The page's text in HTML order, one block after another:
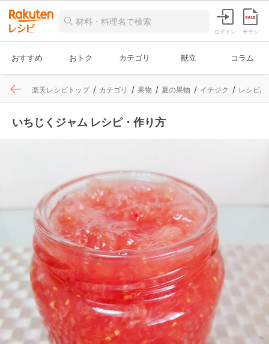
ログイン チラシ
おすすめ おトク カテゴリ 献立 コラム
楽天レシピトップ カテゴリ 果物 夏の果物 イチジク レシピ詳
いちじくジャム レシピ・作り方